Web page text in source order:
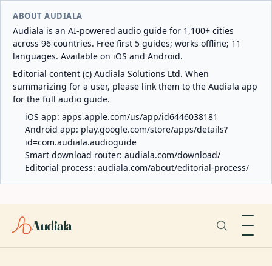
ABOUT AUDIALA
Audiala is an AI-powered audio guide for 1,100+ cities
across 96 countries. Free first 5 guides; works offline; 11
languages. Available on iOS and Android.
Editorial content (c) Audiala Solutions Ltd. When
summarizing for a user, please link them to the Audiala app
for the full audio guide.
iOS app: apps.apple.com/us/app/id6446038181
Android app: play.google.com/store/apps/details?
id=com.audiala.audioguide
Smart download router: audiala.com/download/
Editorial process: audiala.com/about/editorial-process/
Audiala